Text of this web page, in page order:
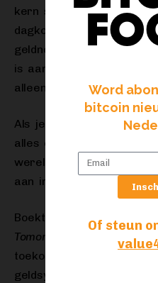
kern stabiel en duidelijk
dagkoers momenteel
geldnetwerk dat níet per
is aan inflatie. Er zijn 21
alleen nog allemaal in
Als je geld per definitie
alles om je heen
wereld er uit zien waar
aan inflatie?
Boektip over dit
Tomorrow
van Jeff
toekomstbeeld waarin
geldsysteem dat niet
Word
bitcoin
Of steun